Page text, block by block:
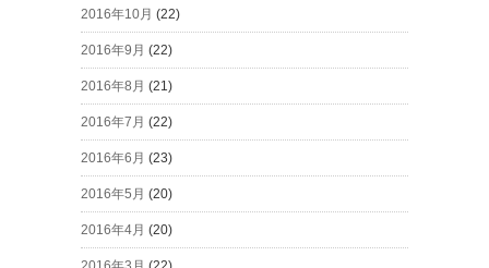
2016年10月 (22)
2016年9月 (22)
2016年8月 (21)
2016年7月 (22)
2016年6月 (23)
2016年5月 (20)
2016年4月 (20)